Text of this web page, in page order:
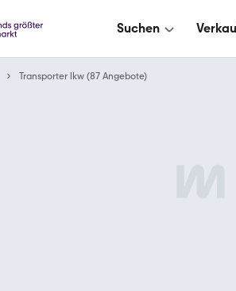
Suchen
Transporter lkw (87 Angebote)